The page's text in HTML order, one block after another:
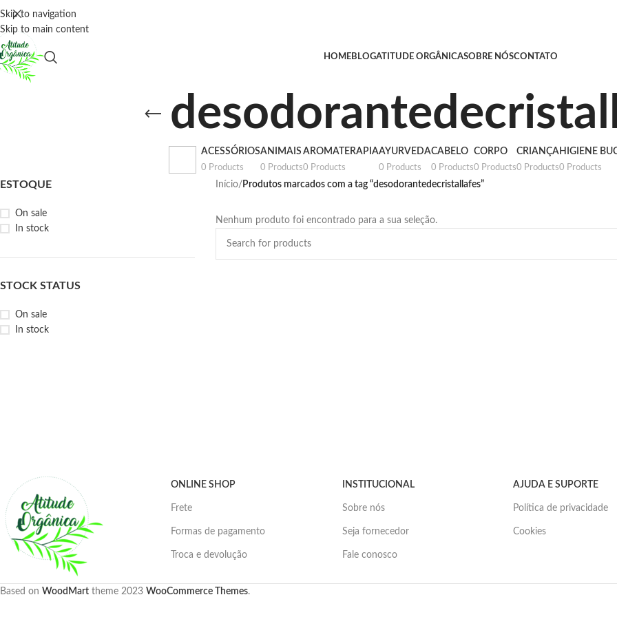
Skip to navigation
Skip to main content
HOMEBLOGATITUDE ORGÂNICASOBRE NÓSCONTATO
ACESSÓRIOS
0 Products
ANIMAIS
0 Products
AROMATERAPIA
0 Products
AYURVEDA
0 Products
CABELO
0 Products
CORPO
0 Products
CRIANÇA
0 Products
HIGIENE
0 Products
ESTOQUE
On sale
In stock
STOCK STATUS
On sale
In stock
Início/ Produtos marcados com a tag “desodorantedecristallafes”
Nenhum produto foi encontrado para a sua seleção.
ONLINE SHOP
Frete
Formas de pagamento
Troca e devolução
INSTITUCIONAL
Sobre nós
Seja fornecedor
Fale conosco
AJUDA E SUPORTE
Política de privacidade
Cookies
Based on WoodMart theme 2023 WooCommerce Themes.